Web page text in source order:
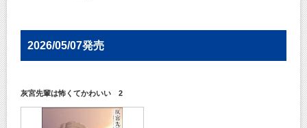
2026/05/07発売
灰宮先輩は怖くてかわいい 2